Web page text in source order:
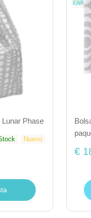
Phase
Nuevo
€